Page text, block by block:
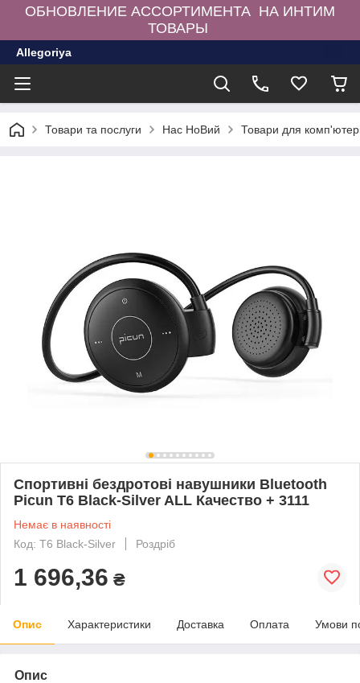
ОБНОВЛЕНИЕ АССОРТИМЕНТА НА ИНТИМ
ТОВАРЫ
Allegoriya
Товари та послуги Нас НоВий Товари для
Спортивні бездротові навушники Bluetooth
Picun T6 Black-Silver ALL Качество + 3111
Немає в наявності
Код: T6 Black-Silver
Роздріб
1 696,36 ₴
Опис Характеристики Доставка Оплата Умови
Опис